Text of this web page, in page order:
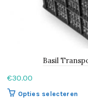
Basil
€30.00
Opties selecteren